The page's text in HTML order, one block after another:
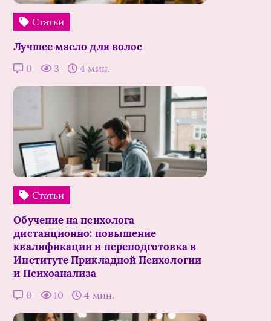
Статьи
Лучшее масло для волос
0 3 4 мин.
Статьи
Обучение на психолога
дистанционно: повышение
квалификации и переподготовка в
Институте Прикладной Психологии
и Психоанализа
0 10 4 мин.